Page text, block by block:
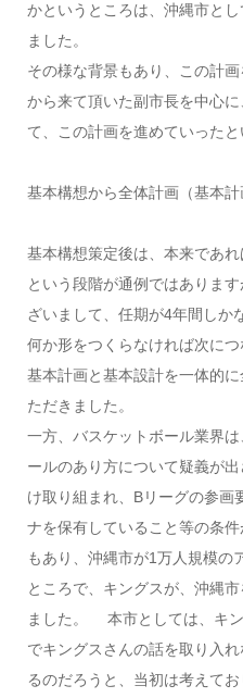
かというところは、沖縄市と
ました。
その様な背景もあり、この計
から来て頂いた副市長を中心
て、この計画を進めていったと
基本構想から全体計画（基本
基本構想策定後は、本来であ
という段階が通例ではありま
ざいまして、任期が4年間しか
何か形をつくらなければ次につ
基本計画と基本設計を一体的
ただきました。
一方、バスケットボール業界
ールのあり方について疑義が
け取り組まれ、Bリーグの参画
ナを保有していること等の条
もあり、沖縄市が1万人規模の
ところで、キングスが、沖縄
ました。 本市としては、キ
でキングスさんの話を取り入
るのだろうと、当初は考えてお